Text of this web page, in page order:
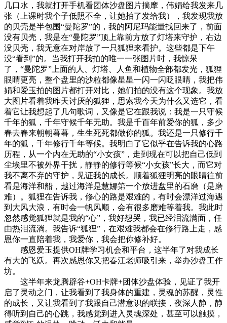
几口水，我就打开手机看团体沙盘图片揣摩，伟娟给我发来几
张（上课时我个子低照不全，让她拍了发给我），我发现我放
的贝壳是半包围“曼陀罗”的，我的阿尼玛能量找回来了，前面
没有贝壳，我是在“曼陀罗”顶上靠前方放了灯塔来守护，右边
没贝壳，我无意在对岸放了一只狐狸来看护。这些都是下午
没“看到”的。当我打开我拍的唯一一张图片时，我惊呆
了，“曼陀罗”上面的人、灯塔、人鱼和植物全部都发光，狐狸
眼睛更亮，整个盘里的沙粒都像星星一闪一闪眨眼睛，我把伟
娟和爱玉拍的图片都打开对比，她们拍的没有这个现象。我放
大图片看着我昨天讨厌的狐狸，思索我今天为什么又选它，看
着它让我想起了几句歌词，又像是它在跟我说：我是一只守候
千年的狐，千年守候千年无助。我是千百年前爱你的狐，多少
春去春来朝朝暮暮，生生死死都做你的狐。我还是一只修行千
年的狐，千年修行千年等候。我明白了它似乎在告诉我的心路
历程，从一个内在无助的“小女孩”，走到现在可以把自己低到
尘埃里不被外界干扰，静静的修行等候“小女孩”长大，而它对
我不离不弃的守护，见证我的成长。顺着狐狸明亮的眼睛往前
看是海洋和船，越过海洋是慧娜第一个放进盘里的石磨（是磨
难）。狐狸在告诉我，修心的路是艰难的，有时会漂洋过海遇
到大风大浪，有时会一帆风顺，会有很多磨难等着我。我此时
忽然感觉狐狸就是我的“心”，我好想哭，我已经泪流满面，任
由热泪流淌。我告诉“狐狸”，在艰难我都会在修行路上走，感
恩你一直陪着我，我爱你，我会把你修补好。
感恩爱玉提供OH牌学习机会和平台，这半年了对我成长
有大的飞跃。再次感恩你又把春江老师吸引来，举办沙盘工作
坊。
这半年来龙腾辟谷+OH卡牌+团体沙盘体验，见证了我开
启了灵动之门，让我看到了我身体的重建，灵魂的苏醒，灵性
的成长，又让我看到了我跟自己潜意识的联接，夜深人静，静
得听到自己的心跳，我感觉到进入灵魂深处，甚至可以触摸，